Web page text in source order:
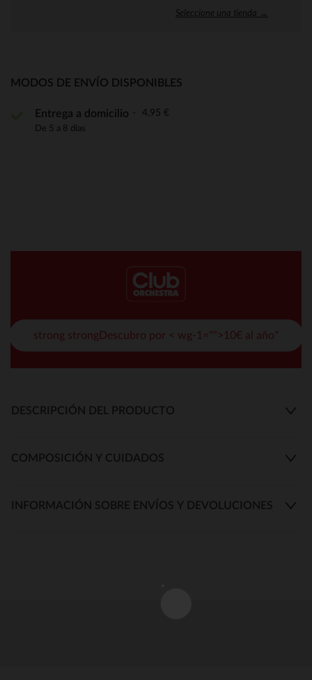
Seleccione una tienda →
MODOS DE ENVÍO DISPONIBLES
Entrega a domicilio 4,95 €
De 5 a 8 días
strong strongDescubro por < wg-1="">10€ al año*
DESCRIPCIÓN DEL PRODUCTO
COMPOSICIÓN Y CUIDADOS
INFORMACIÓN SOBRE ENVÍOS Y DEVOLUCIONES